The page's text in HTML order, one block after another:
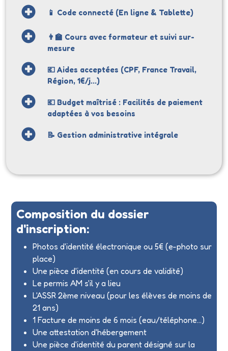
📱 Code connecté (En ligne & Tablette)
👨‍🏫 Cours avec formateur et suivi sur-
mesure
💶 Aides acceptées (CPF, France Travail,
Région, 1€/j...)
💶 Budget maîtrisé : Facilités de paiement
adaptées à vos besoins
📝 Gestion administrative intégrale
Composition du dossier
d'inscription:
Photos d'identité électronique ou 5€ (e-photo sur
place)
Une pièce d'identité (en cours de validité)
Le permis AM s'il y a lieu
L'ASSR 2ème niveau (pour les élèves de moins de
21 ans)
1 Facture de moins de 6 mois (eau/téléphone...)
Une attestation d'hébergement
Une pièce d'identité du parent désigné sur la